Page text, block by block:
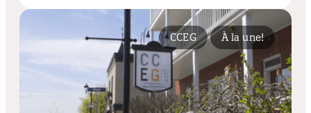
CCEG À la une!